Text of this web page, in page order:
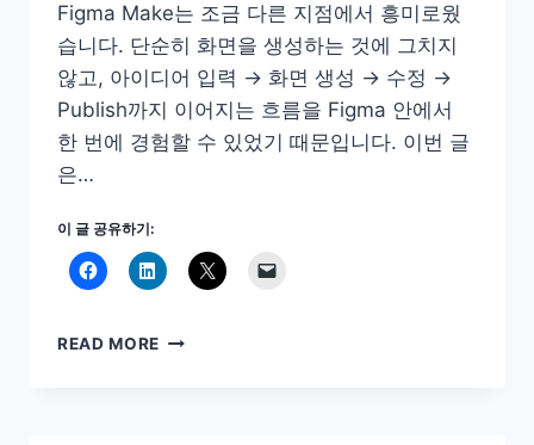
Figma Make는 조금 다른 지점에서 흥미로웠
습니다. 단순히 화면을 생성하는 것에 그치지
않고, 아이디어 입력 → 화면 생성 → 수정 →
Publish까지 이어지는 흐름을 Figma 안에서
한 번에 경험할 수 있었기 때문입니다. 이번 글
은…
이 글 공유하기:
READ MORE FIGMA